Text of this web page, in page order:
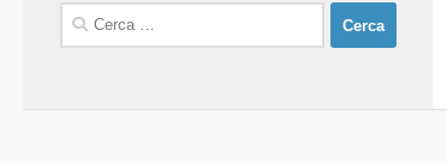
Ricerca
per: